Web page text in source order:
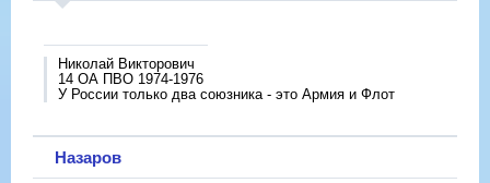
Николай Викторович
14 ОА ПВО 1974-1976
У России только два союзника - это Армия и Флот
Назаров